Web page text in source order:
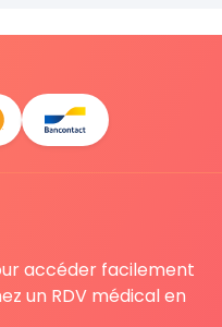
accéder facilement
un RDV médical en